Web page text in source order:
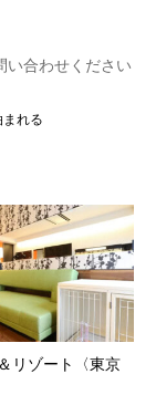
い合わせください
れる
リゾート〈東京